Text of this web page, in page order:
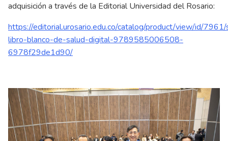
adquisición a través de la Editorial Universidad del Rosario:
https://editorial.urosario.edu.co/catalog/product/view/id/
libro-blanco-de-salud-digital-9789585006508-
6978f29de1d90/